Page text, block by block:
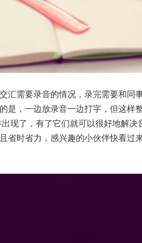
汇需要录音的情况，录完需要和同
是，一边放录音一边打字，但这样
现了，有了它们就可以很好地解
省时省力，感兴趣的小伙伴快看过